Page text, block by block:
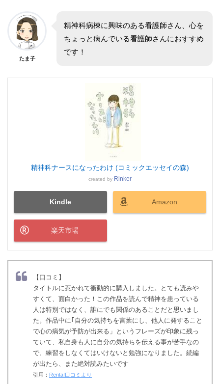
たま子
精神科病棟に興味のある看護師さん、心を
ちょっと病んでいる看護師さんにおすすめ
です！
精神科ナースになったわけ (コミックエッセイの森)
created by Rinker
Kindle Amazon
楽天市場
【口コミ】
タイトルに惹かれて衝動的に購入しました。とても読みや
すくて、面白かった！この作品を読んで精神を患っている
人は特別ではなく、誰にでも関係のあることだと思いまし
た。作品中に｢自分の気持ちを言葉にし、他人に発すること
で心の病気が予防が出来る」というフレーズが印象に残っ
ていて、私自身も人に自分の気持ちを伝える事が苦手なの
で、練習をしなくてはいけないと勉強になりました。続編
が出たら、また絶対読みたいです
引用： Renta!口コミより